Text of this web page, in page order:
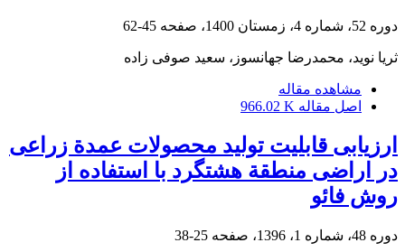
دوره 52، شماره 4، زمستان 1400، صفحه 45-62
ثریا نوید، محمدرضا جهانسوز، سعید صوفی زاده
مشاهده مقاله
اصل مقاله 966.02 K
ارزیابی قابلیت تولید محصولات عمدة زراعی
در اراضی منطقة هشتگرد با استفاده از
روش فائو
دوره 48، شماره 1، 1396، صفحه 25-38